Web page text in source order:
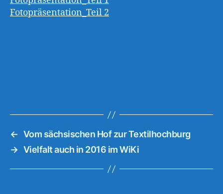
Fotopräsentation_Teil 2
← Vom sächsischen Hof zur Textilhochburg
→ Vielfalt auch in 2016 im WiKi